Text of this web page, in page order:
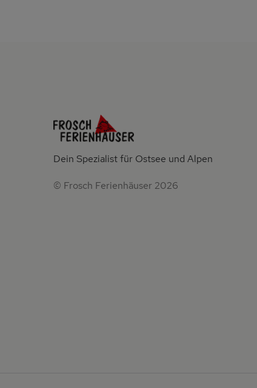
Dein Spezialist für Ostsee und Alpen
© Frosch Ferienhäuser 2026